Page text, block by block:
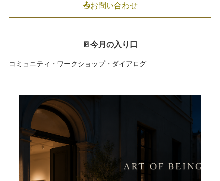
📤お問い合わせ
🚪今月の入り口
コミュニティ・ワークショップ・ダイアログ